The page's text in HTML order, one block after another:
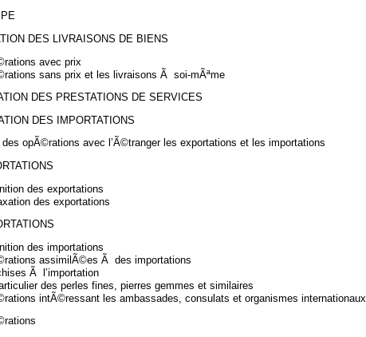
DES LIVRAISONS DE BIENS
avec prix
sans prix et les livraisons Ã soi-mÃªme
DES PRESTATIONS DE SERVICES
DES IMPORTATIONS
opÃ©rations avec l’Ã©tranger les exportations et les importations
des exportations
des exportations
des importations
assimilÃ©es Ã des importations
Ã l’importation
des perles fines, pierres gemmes et similaires
intÃ©ressant les ambassades, consulats et organismes internationaux